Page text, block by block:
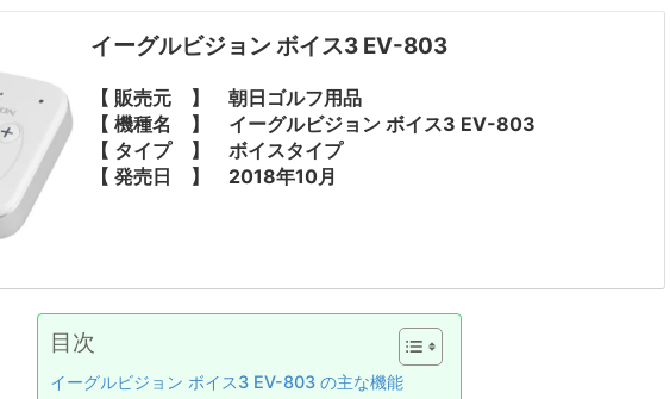
イーグルビジョン ボイス3 EV-803
【 販売元 】 朝日ゴルフ用品
【 機種名 】 イーグルビジョン ボイス3 EV-803
【 タイプ 】 ボイスタイプ
【 発売日 】 2018年10月
目次
イーグルビジョン ボイス3 EV-803 の主な機能